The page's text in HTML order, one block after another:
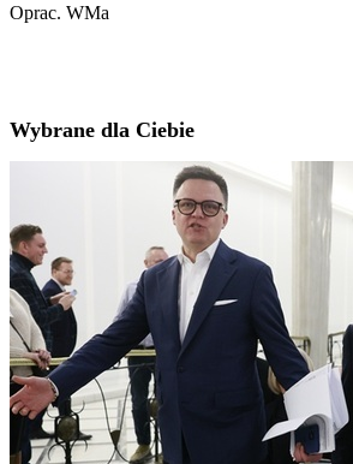
Oprac. WMa
Wybrane dla Ciebie